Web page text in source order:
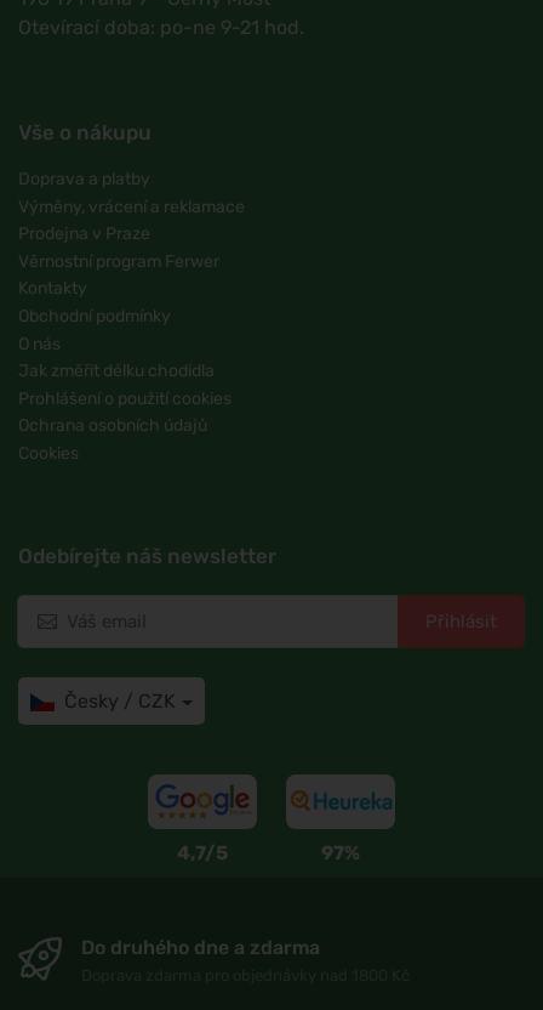
Otevírací doba: po-ne 9-21 hod.
Vše o nákupu
Doprava a platby
Výměny, vrácení a reklamace
Prodejna v Praze
Věrnostní program Ferwer
Kontakty
Obchodní podmínky
O nás
Jak změřit délku chodidla
Prohlášení o použití cookies
Ochrana osobních údajů
Cookies
Odebírejte náš newsletter
Přihlásit
Česky / CZK
4,7/5 97%
Do druhého dne a zdarma